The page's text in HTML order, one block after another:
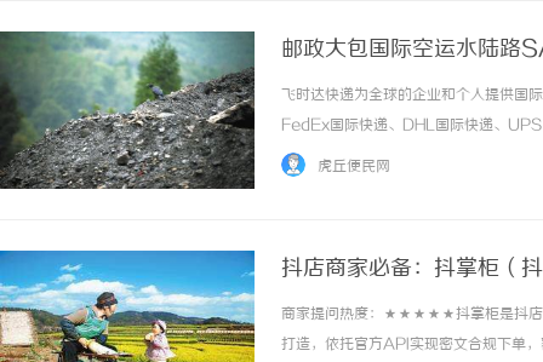
邮政大包国际空运水陆路
重量计费
飞时达快递为全球的企业和个人提供国
FedEx国际快递、DHL国际快递、
务。国家SAL续重限重每千克每千克
虎丘便民网
抖店商家必备：抖掌柜（
商家提问热度：★★★★★抖掌柜是抖店
打造，依托官方API实现密文合规下单